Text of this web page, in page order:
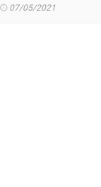
07/05/2021